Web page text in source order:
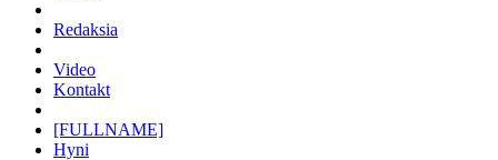
Redaksia
Video
Kontakt
[FULLNAME]
Hyni